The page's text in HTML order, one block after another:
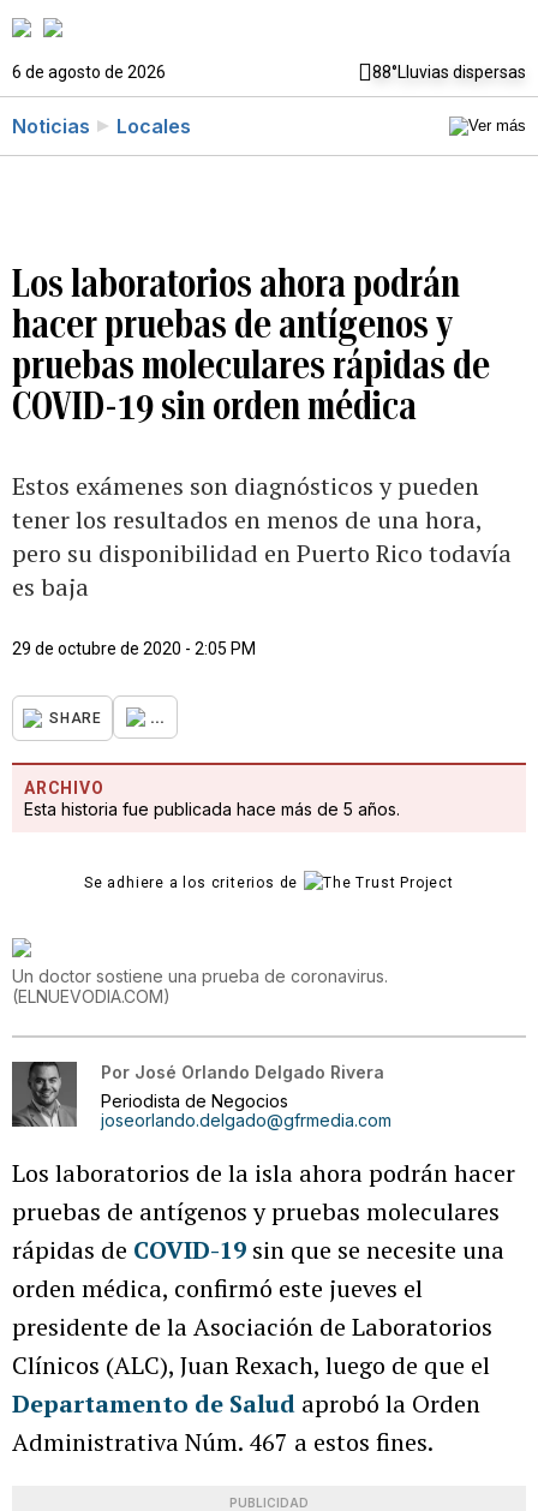
6 de agosto de 2026 88°Lluvias dispersas
Noticias Locales
Los laboratorios ahora podrán
hacer pruebas de antígenos y
pruebas moleculares rápidas de
COVID-19 sin orden médica
Estos exámenes son diagnósticos y pueden
tener los resultados en menos de una hora,
pero su disponibilidad en Puerto Rico todavía
es baja
29 de octubre de 2020 - 2:05 PM
SHARE ...
ARCHIVO
Esta historia fue publicada hace más de 5 años.
Se adhiere a los criterios de
Un doctor sostiene una prueba de coronavirus.
(ELNUEVODIA.COM)
Por José Orlando Delgado Rivera
Periodista de Negocios
joseorlando.delgado@gfrmedia.com
Los laboratorios de la isla ahora podrán hacer
pruebas de antígenos y pruebas moleculares
rápidas de COVID-19 sin que se necesite una
orden médica, confirmó este jueves el
presidente de la Asociación de Laboratorios
Clínicos (ALC), Juan Rexach, luego de que el
Departamento de Salud aprobó la Orden
Administrativa Núm. 467 a estos fines.
PUBLICIDAD